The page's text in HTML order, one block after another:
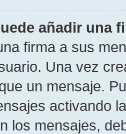
añadir una
firma a sus
Una vez
un mensaje.
activando
los mensajes,